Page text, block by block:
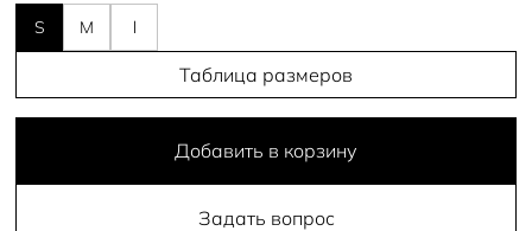
S M l
Таблица размеров
Добавить в корзину
Задать вопрос